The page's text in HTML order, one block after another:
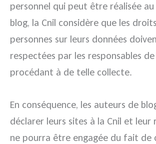
personnel qui peut être réalisée au
blog, la Cnil considère que les
personnes sur leurs données
respectées par les responsables
procédant à de telle collecte.
En conséquence, les auteurs de
déclarer leurs sites à la Cnil et leur
ne pourra être engagée du fait de